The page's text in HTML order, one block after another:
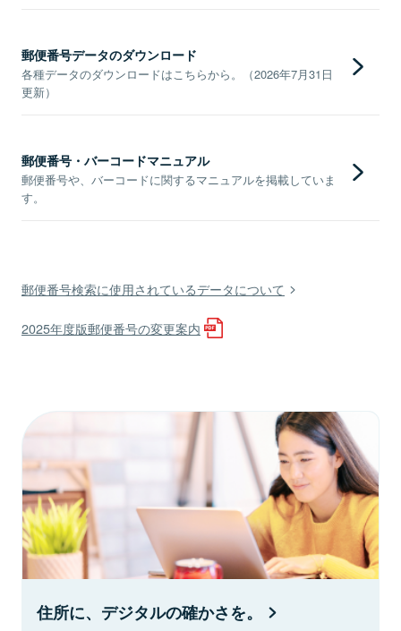
郵便番号データのダウンロード
各種データのダウンロードはこちらから。（2026年7月31日
更新）
郵便番号・バーコードマニュアル
郵便番号や、バーコードに関するマニュアルを掲載していま
す。
郵便番号検索に使用されているデータについて
2025年度版郵便番号の変更案内
住所に、デジタルの確かさを。